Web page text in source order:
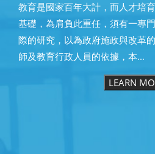
教育是國家百年大計，而人才培
基礎，為肩負此重任，須有一專
際的研究，以為政府施政與改革
師及教育行政人員的依據，本...
LEARN